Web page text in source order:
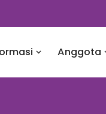
Anggota